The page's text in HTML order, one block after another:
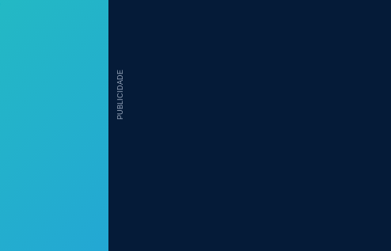
PUBLICIDADE